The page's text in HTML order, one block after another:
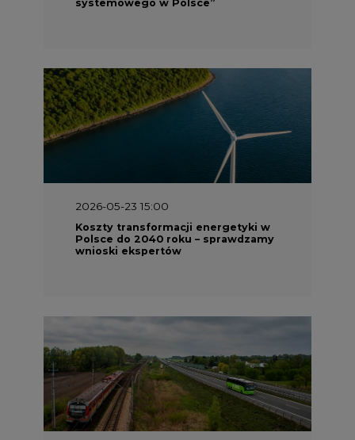
2026-05-23 15:00
Koszty transformacji energetyki w
Polsce do 2040 roku – sprawdzamy
wnioski ekspertów